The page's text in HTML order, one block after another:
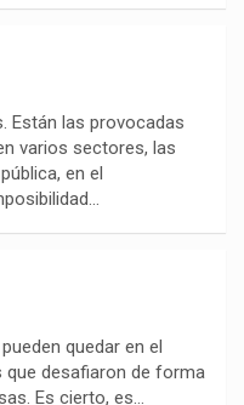
Están las provocadas
varios sectores, las
en el
quedar en el
desafiaron de forma
Es cierto, es…